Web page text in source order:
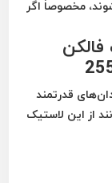
مخصوصاً اگر
قدرتمند
از این لاستیک